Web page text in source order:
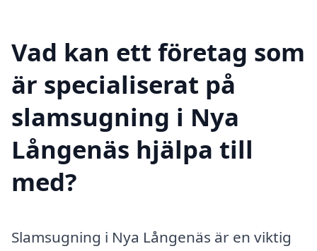
Vad kan ett företag som
är specialiserat på
slamsugning i Nya
Långenäs hjälpa till
med?
Slamsugning i Nya Långenäs är en viktig